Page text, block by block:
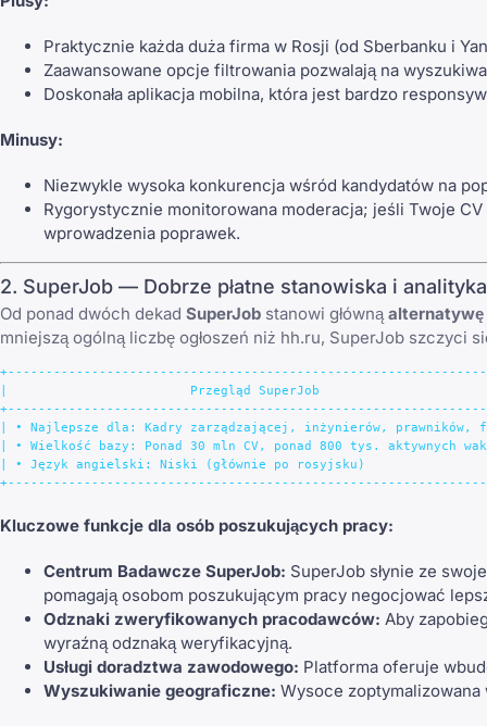
Praktycznie każda duża firma w Rosji (od Sberbanku i
Zaawansowane opcje filtrowania pozwalają na
Doskonała aplikacja mobilna, która jest bardzo
Minusy:
Niezwykle wysoka konkurencja wśród kandydatów na
Rygorystycznie monitorowana moderacja; jeśli Twoje
wprowadzenia poprawek.
2. SuperJob — Dobrze płatne stanowiska i
Od ponad dwóch dekad SuperJob stanowi głównąalternatywę
mniejszą ogólną liczbę ogłoszeń niż hh.ru, SuperJob szczyci
|                        Przegląd SuperJob
| • Najlepsze dla: Kadry zarządzającej, inżynierów, prawników,
| • Wielkość bazy: Ponad 30 mln CV, ponad 800 tys. aktywnych
| • Język angielski: Niski (głównie po rosyjsku)
Kluczowe funkcje dla osób poszukujących pracy:
Centrum Badawcze SuperJob: SuperJob słynie ze
pomagają osobom poszukującym pracy negocjować
Odznaki zweryfikowanych pracodawców: Aby
wyraźną odznaką weryfikacyjną.
Usługi doradztwa zawodowego: Platforma oferuje
Wyszukiwanie geograficzne: Wysoce zoptymalizowana